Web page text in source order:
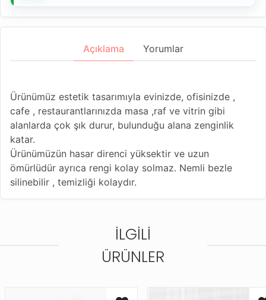
Açıklama Yorumlar
Ürünümüz estetik tasarımıyla evinizde, ofisinizde ,
cafe , restaurantlarınızda masa ,raf ve vitrin gibi
alanlarda çok şık durur, bulunduğu alana zenginlik
katar.
Ürünümüzün hasar direnci yüksektir ve uzun
ömürlüdür ayrıca rengi kolay solmaz. Nemli bezle
silinebilir , temizliği kolaydır.
İLGILI
ÜRÜNLER